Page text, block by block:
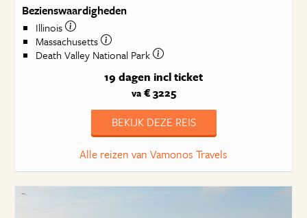
Bezienswaardigheden
Illinois
Massachusetts
Death Valley National Park
19 dagen incl ticket
va€ 3225
BEKIJK DEZE REIS
Alle reizen van Vamonos Travels